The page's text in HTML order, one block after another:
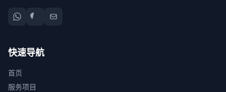
快速导航
首页
服务项目